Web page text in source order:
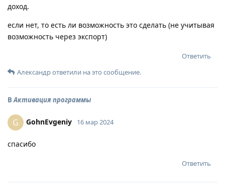
доход.
если нет, то есть ли возможность это сделать (не учитывая
возможность через экспорт)
Ответить
Александрответили на это сообщение.
ВАктивация программы
G GohnEvgeniy 16 мар 2024
спасибо
Ответить